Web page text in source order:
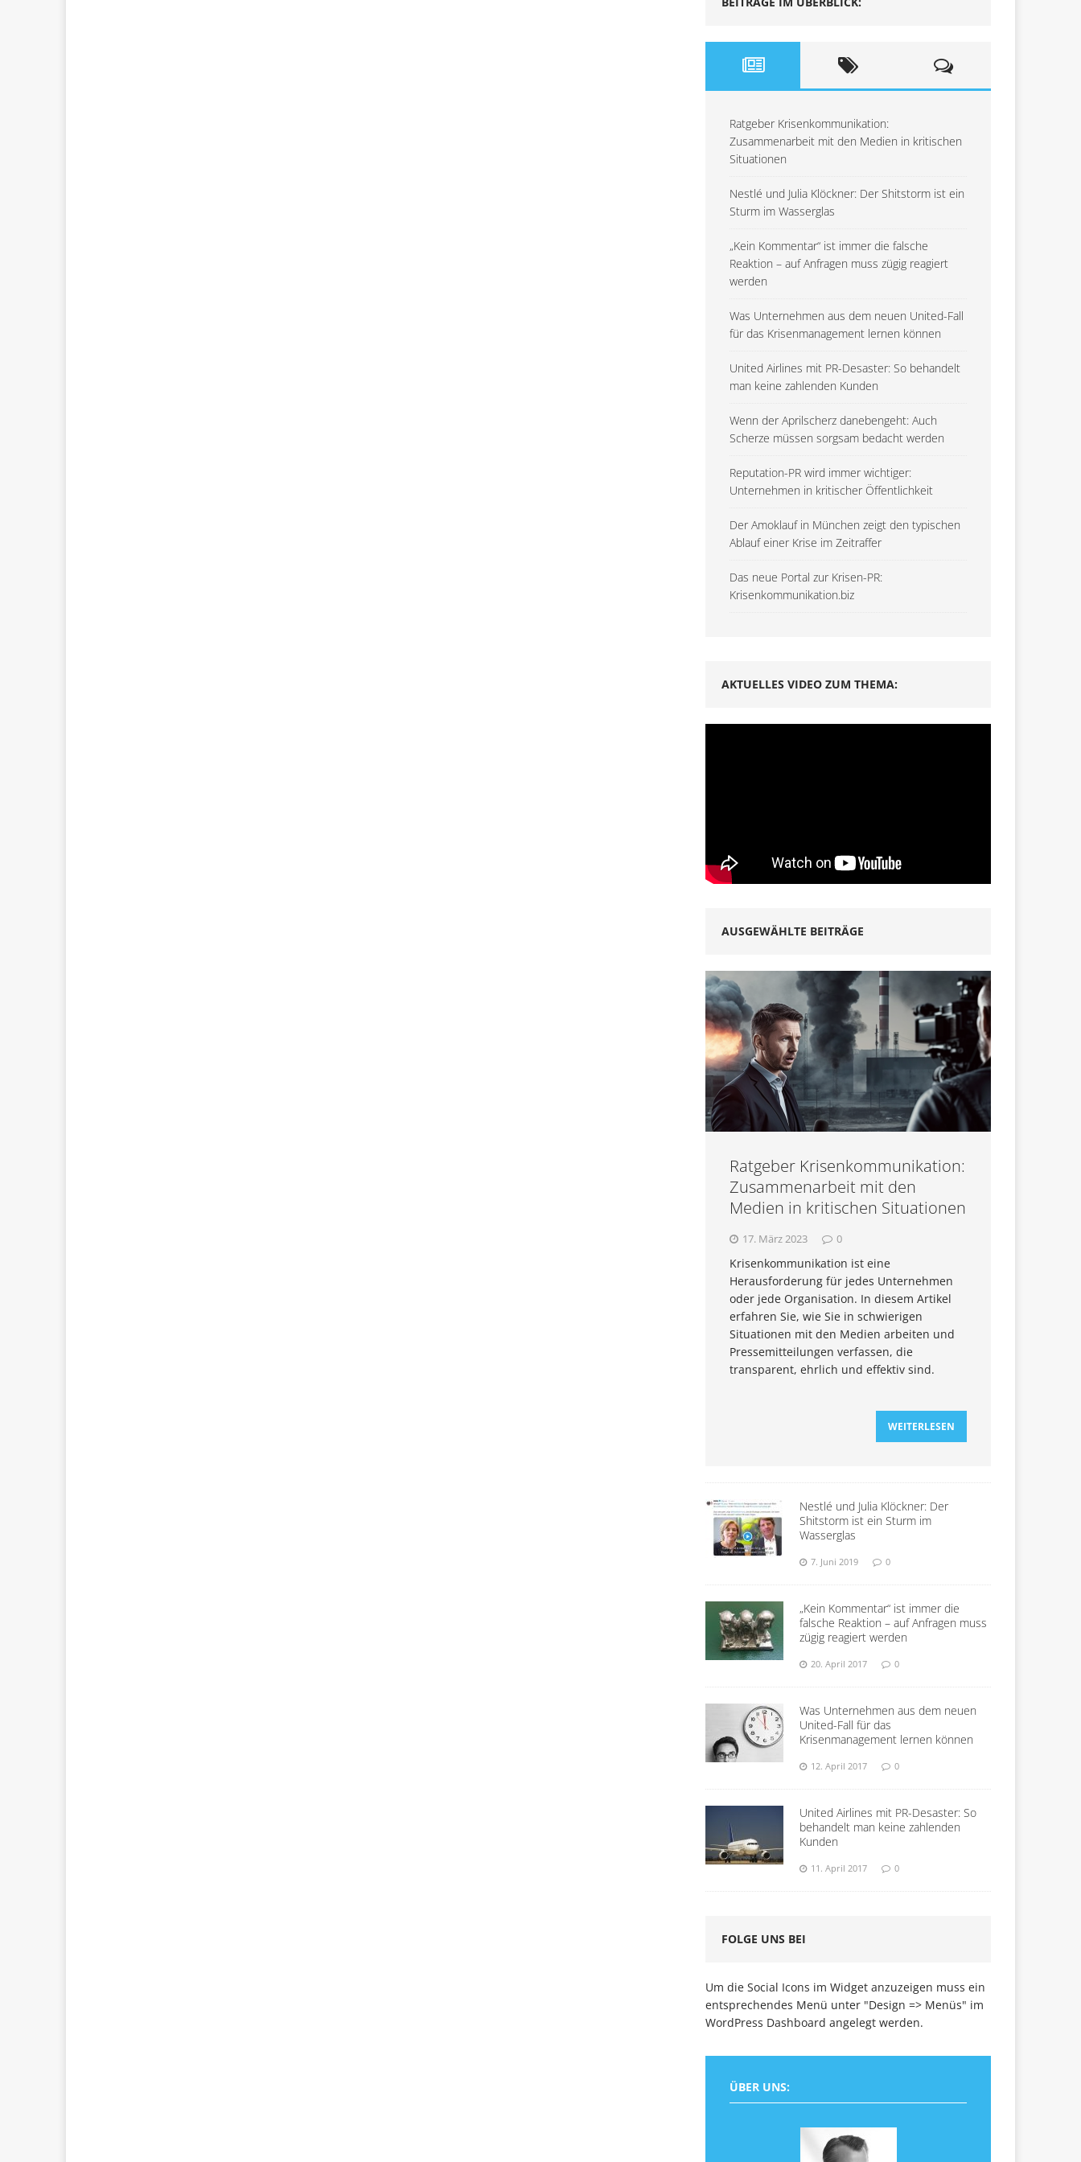
Ratgeber Krisenkommunikation:
Zusammenarbeit mit den Medien in kritischen
Situationen
Nestlé und Julia Klöckner: Der Shitstorm ist ein
Sturm im Wasserglas
„Kein Kommentar“ ist immer die falsche
Reaktion – auf Anfragen muss zügig reagiert
werden
Was Unternehmen aus dem neuen United-Fall
für das Krisenmanagement lernen können
United Airlines mit PR-Desaster: So behandelt
man keine zahlenden Kunden
Wenn der Aprilscherz danebengeht: Auch
Scherze müssen sorgsam bedacht werden
Reputation-PR wird immer wichtiger:
Unternehmen in kritischer Öffentlichkeit
Der Amoklauf in München zeigt den typischen
Ablauf einer Krise im Zeitraffer
Das neue Portal zur Krisen-PR:
Krisenkommunikation.biz
AKTUELLES VIDEO ZUM THEMA:
AUSGEWÄHLTE BEITRÄGE
Ratgeber Krisenkommunikation:
Zusammenarbeit mit den
Medien in kritischen Situationen
17. März 2023 0
Krisenkommunikation ist eine
Herausforderung für jedes Unternehmen
oder jede Organisation. In diesem Artikel
erfahren Sie, wie Sie in schwierigen
Situationen mit den Medien arbeiten und
Pressemitteilungen verfassen, die
transparent, ehrlich und effektiv sind.
WEITERLESEN
Nestlé und Julia Klöckner: Der
Shitstorm ist ein Sturm im
Wasserglas
7. Juni 2019 0
„Kein Kommentar“ ist immer die
falsche Reaktion – auf Anfragen muss
zügig reagiert werden
20. April 2017 0
Was Unternehmen aus dem neuen
United-Fall für das
Krisenmanagement lernen können
12. April 2017 0
United Airlines mit PR-Desaster: So
behandelt man keine zahlenden
Kunden
11. April 2017 0
FOLGE UNS BEI
Um die Social Icons im Widget anzuzeigen muss ein
entsprechendes Menü unter "Design => Menüs" im
WordPress Dashboard angelegt werden.
ÜBER UNS: